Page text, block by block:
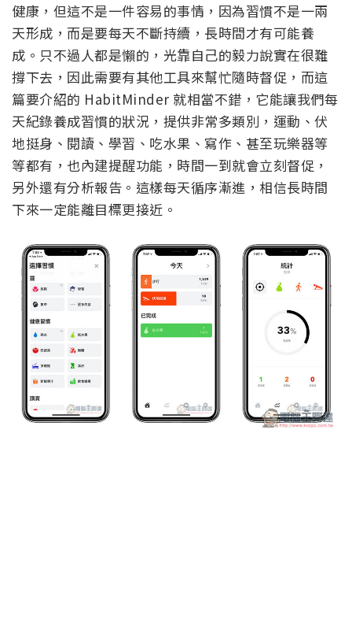
健康，但這不是一件容易的事情，因為習慣不是一兩
天形成，而是要每天不斷持續，長時間才有可能養
成。只不過人都是懶的，光靠自己的毅力說實在很難
撐下去，因此需要有其他工具來幫忙隨時督促，而這
篇要介紹的 HabitMinder 就相當不錯，它能讓我們每
天紀錄養成習慣的狀況，提供非常多類別，運動、伏
地挺身、閱讀、學習、吃水果、寫作、甚至玩樂器等
等都有，也內建提醒功能，時間一到就會立刻督促，
另外還有分析報告。這樣每天循序漸進，相信長時間
下來一定能離目標更接近。